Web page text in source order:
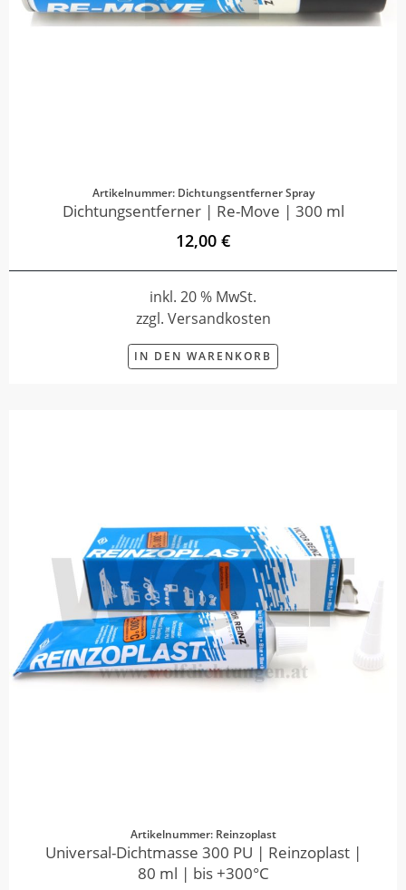
Artikelnummer: Dichtungsentferner Spray
Dichtungsentferner | Re-Move | 300 ml
12,00 €
inkl. 20 % MwSt.
zzgl. Versandkosten
IN DEN WARENKORB
Artikelnummer: Reinzoplast
Universal-Dichtmasse 300 PU | Reinzoplast |
80 ml | bis +300°C